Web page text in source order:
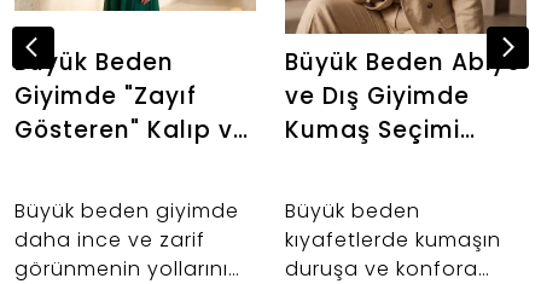
Büyük Beden
Giyimde "Zayıf
Gösteren" Kalıp ve
Oranı Keşfedin
Büyük beden giyimde
daha ince ve zarif
görünmenin yollarını
Büyük Beden Abiye
ve Dış Giyimde
Kumaş Seçimi
Büyük beden
kıyafetlerde kumaşın
duruşa ve konfora